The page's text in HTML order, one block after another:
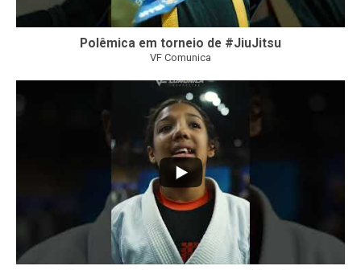
Polêmica em torneio de #JiuJitsu
VF Comunica